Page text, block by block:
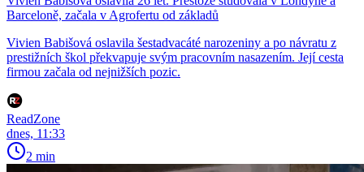
Barceloně, začala v Agrofertu od základů
Vivien Babišová oslavila šestadvacáté narozeniny a po návratu z
prestižních škol překvapuje svým pracovním nasazením. Její cesta
firmou začala od nejnižších pozic.
ReadZone
dnes, 11:33
2 min